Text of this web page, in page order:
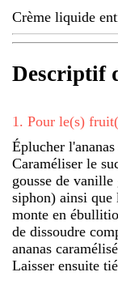
Crème liquide
Descriptif
1 . Pour le(s)
Éplucher
Caraméliser le
gousse de
siphon) ainsi que
monte en
de dissoudre
ananas
Laisser ensuite